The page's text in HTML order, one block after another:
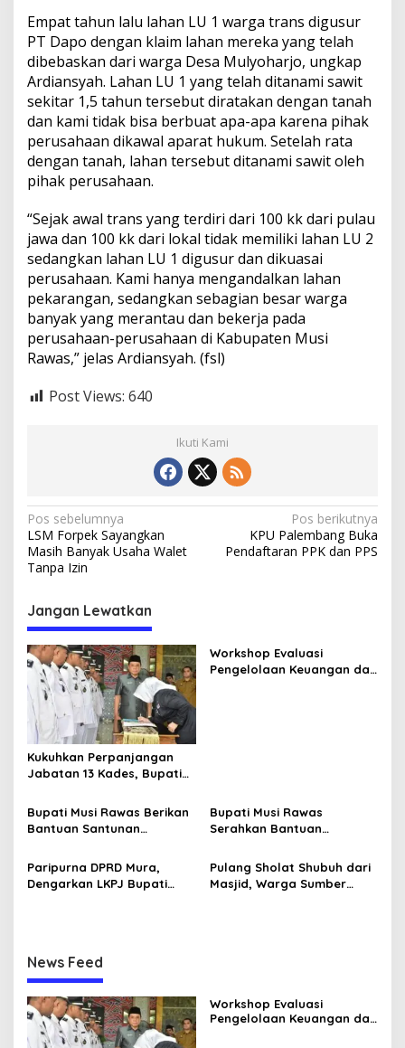
B
u
p
a
t
i
Empat tahun lalu lahan LU 1 warga trans digusur
PT Dapo dengan klaim lahan mereka yang telah
dibebaskan dari warga Desa Mulyoharjo, ungkap
Ardiansyah. Lahan LU 1 yang telah ditanami sawit
sekitar 1,5 tahun tersebut diratakan dengan tanah
dan kami tidak bisa berbuat apa-apa karena pihak
perusahaan dikawal aparat hukum. Setelah rata
dengan tanah, lahan tersebut ditanami sawit oleh
pihak perusahaan.
“Sejak awal trans yang terdiri dari 100 kk dari pulau
jawa dan 100 kk dari lokal tidak memiliki lahan LU 2
sedangkan lahan LU 1 digusur dan dikuasai
perusahaan. Kami hanya mengandalkan lahan
pekarangan, sedangkan sebagian besar warga
banyak yang merantau dan bekerja pada
perusahaan-perusahaan di Kabupaten Musi
Rawas,” jelas Ardiansyah. (fsl)
Post Views: 640
Ikuti Kami
N
a
v
i
g
a
s
i
p
o
s
Pos sebelumnya
LSM Forpek Sayangkan
Masih Banyak Usaha Walet
Tanpa Izin
Pos berikutnya
KPU Palembang Buka
Pendaftaran PPK dan PPS
Jangan Lewatkan
Kukuhkan Perpanjangan
Jabatan 13 Kades, Bupati
Terus Tingkatkan
Pelayanan Masyarakat
Workshop Evaluasi
Pengelolaan Keuangan dan
Bupati Musi Rawas Berikan
Bantuan Santunan
Bupati Musi Rawas
Serahkan Bantuan
Paripurna DPRD Mura,
Dengarkan LKPJ Bupati
Pulang Sholat Shubuh dari
Masjid, Warga Sumber
News Feed
Workshop Evaluasi
Pengelolaan Keuangan dan